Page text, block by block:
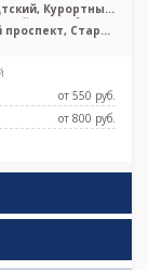
Курортный,
Лен. область
Старая
от 550 pуб.
от 800 pуб.